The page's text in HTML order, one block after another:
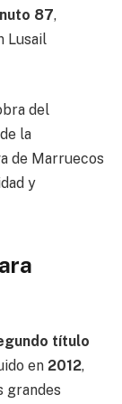
87,
Lusail
del
la
de Marruecos
y
título
en 2012,
grandes